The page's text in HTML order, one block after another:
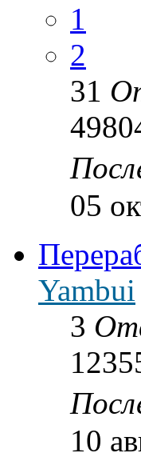
1
2
31
05
Yambui
3
10